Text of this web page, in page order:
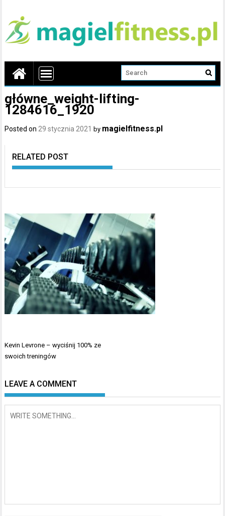
główne_weight-lifting-
1284616_1920
Posted on 29 stycznia 2021 by magielfitness.pl
RELATED POST
Nawigacja
wpisu
Kevin Levrone – wyciśnij 100% ze
swoich treningów
LEAVE A COMMENT